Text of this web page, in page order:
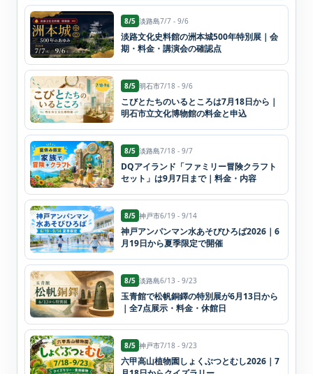
8/5 淡路島7/7 - 9/6
淡路文化史料館の洲本城500年特別展｜会
期・料金・講演会の確認点
8/5 明石市7/18 - 9/6
こびとたちのいるところは7月18日から｜
明石市立文化博物館の料金と申込
8/5 淡路島7/18 - 9/7
DQアイランド「ファミリー冒険クラフト
セット」は9月7日まで｜料金・内容
8/5 神戸市6/19 - 9/14
神戸アンパンマン水あそびひろば2026｜6
月19日から夏季限定で開催
8/5 淡路島6/13 - 9/23
玉青館で松帆銅鐸の特別展が6月13日から
｜全7点展示・料金・休館日
8/5 神戸市7/18 - 9/23
六甲高山植物園しょくぶつとむし2026｜7